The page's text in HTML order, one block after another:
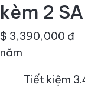
kèm 2
$ 3,390,000 đ
năm
Tiết kiệm